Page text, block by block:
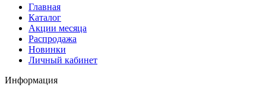
Главная
Каталог
Акции месяца
Распродажа
Новинки
Личный кабинет
Информация